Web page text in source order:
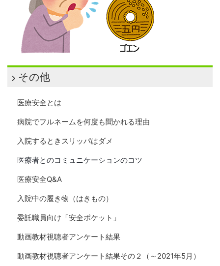
その他
医療安全とは
病院でフルネームを何度も聞かれる理由
入院するときスリッパはダメ
医療者とのコミュニケーションのコツ
医療安全Q&A
入院中の履き物（はきもの）
委託職員向け「安全ポケット」
動画教材視聴者アンケート結果
動画教材視聴者アンケート結果その２（～2021年5月）